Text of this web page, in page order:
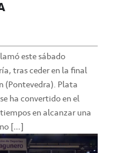
este sábado
tras ceder en la final
(Pontevedra). Plata
ha convertido en el
en alcanzar una
[…]